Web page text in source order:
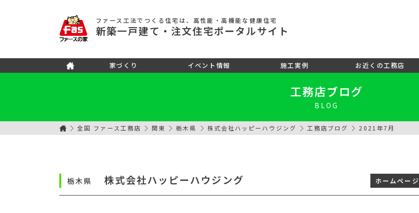
ファース工法でつくる住宅 は、高性能・高機能な健康住宅
新築一戸建て ・注文住宅ポータルサイト
家づくり イベント情報 施工実例 お近くの工務店
工務店ブログ
BLOG
全国 ファース工務店 関東 栃木県 株式会社ハッピーハウジング 工務店ブログ 2021年7月
栃木県 株式会社ハッピーハウジング ホームページ